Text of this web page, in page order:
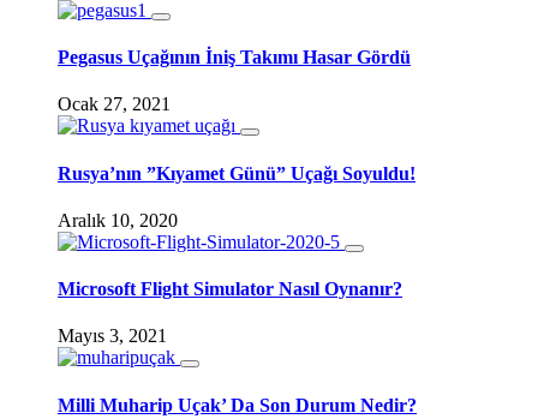
Pegasus Uçağının İniş Takımı Hasar Gördü
Ocak 27, 2021
Rusya’nın ”Kıyamet Günü” Uçağı Soyuldu!
Aralık 10, 2020
Microsoft Flight Simulator Nasıl Oynanır?
Mayıs 3, 2021
Milli Muharip Uçak’ Da Son Durum Nedir?